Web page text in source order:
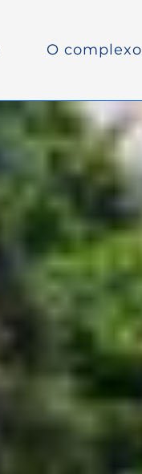
O complexo